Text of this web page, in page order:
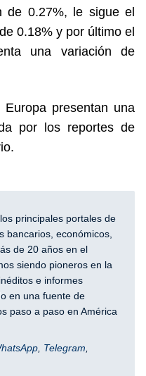
de 0.27%, le sigue el
0.18% y por último el
una variación de
presentan una
por los reportes de
principales portales de
bancarios, económicos,
de 20 años en el
siendo pioneros en la
e informes
en una fuente de
paso a paso en América
Telegram